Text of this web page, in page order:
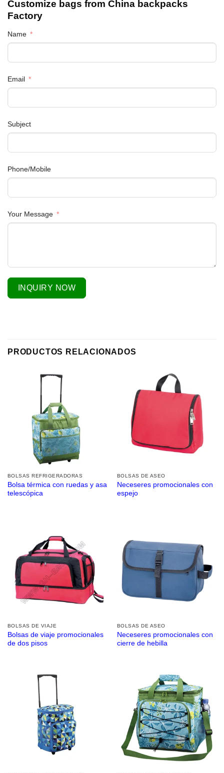
Customize bags from China backpacks
Factory
Name
Email
Subject
Phone/Mobile
Your Message
INQUIRY NOW
PRODUCTOS RELACIONADOS
BOLSAS REFRIGERADORAS
Bolsa térmica con ruedas y asa
telescópica
BOLSAS DE ASEO
Neceseres promocionales con
espejo
BOLSAS DE VIAJE
Bolsas de viaje promocionales
de dos pisos
BOLSAS DE ASEO
Neceseres promocionales con
cierre de hebilla